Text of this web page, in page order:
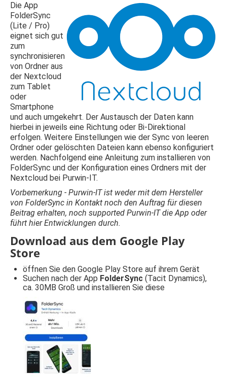
Die App
FolderSync
(Lite / Pro)
eignet sich gut
zum
synchronisieren
von Ordner aus
der Nextcloud
zum Tablet
oder
Smartphone
und auch umgekehrt. Der Austausch der Daten kann
hierbei in jeweils eine Richtung oder Bi-Direktional
erfolgen. Weitere Einstellungen wie der Sync von leeren
Ordner oder gelöschten Dateien kann ebenso konfiguriert
werden. Nachfolgend eine Anleitung zum installieren von
FolderSync und der Konfiguration eines Ordners mit der
Nextcloud bei Purwin-IT.
Vorbemerkung - Purwin-IT ist weder mit dem Hersteller
von FolderSync in Kontakt noch den Auftrag für diesen
Beitrag erhalten, noch supported Purwin-IT die App oder
führt hier Entwicklungen durch.
Download aus dem Google Play
Store
öffnen Sie den Google Play Store auf ihrem Gerät
Suchen nach der App FolderSync (Tacit Dynamics),
ca. 30MB Groß und installieren Sie diese